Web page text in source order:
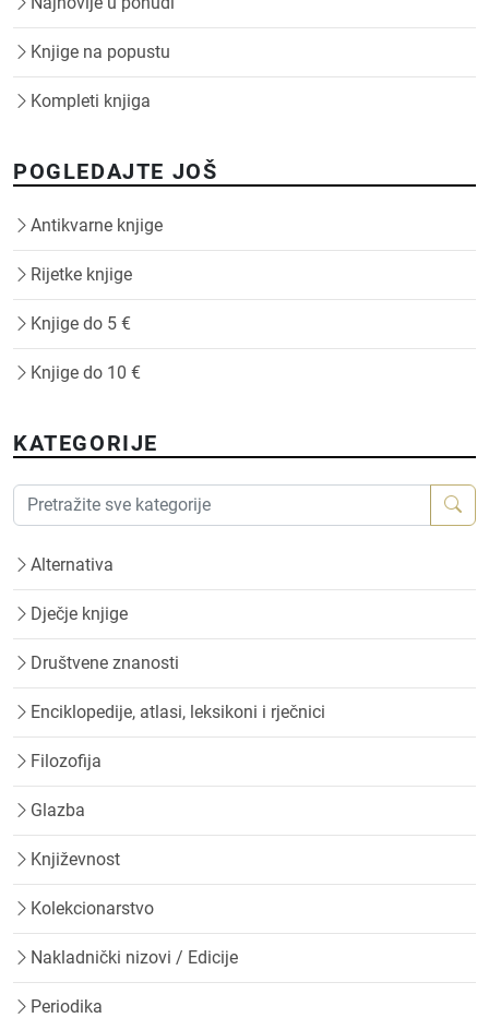
Knjige na popustu
Kompleti knjiga
POGLEDAJTE JOŠ
Antikvarne knjige
Rijetke knjige
Knjige do 5 €
Knjige do 10 €
KATEGORIJE
Alternativa
Dječje knjige
Društvene znanosti
Enciklopedije, atlasi, leksikoni i rječnici
Filozofija
Glazba
Književnost
Kolekcionarstvo
Nakladnički nizovi / Edicije
Periodika